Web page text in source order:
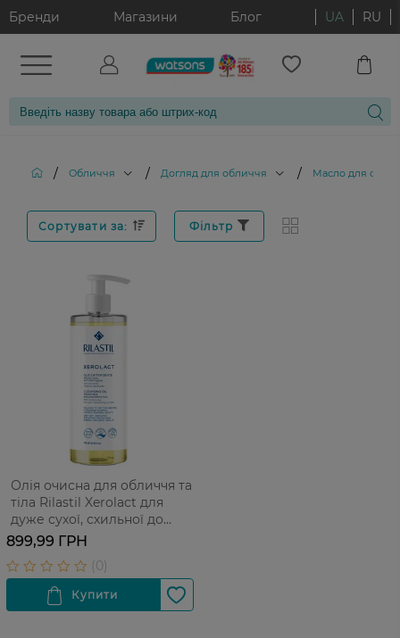
Бренди Магазини Блог UA RU
/ Обличчя / Догляд для обличчя / Масло для
Сортувати за: Фільтр
Олія очисна для обличчя та
тіла Rilastil Xerolact для
дуже сухої, схильної до
подразнень і атопії шкіри
750 мл
899,99 ГРН